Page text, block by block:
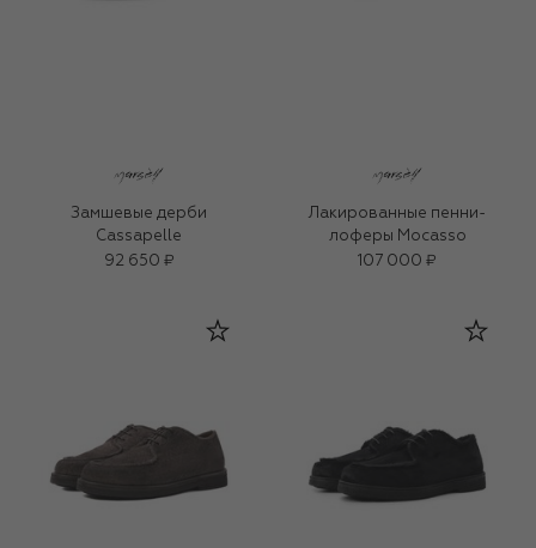
Замшевые дерби
Cassapelle
92 650 ₽
Лакированные пенни-
лоферы Mocasso
107 000 ₽